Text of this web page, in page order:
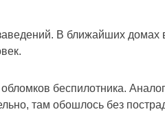
В ближайших домах
беспилотника.
там обошлось без